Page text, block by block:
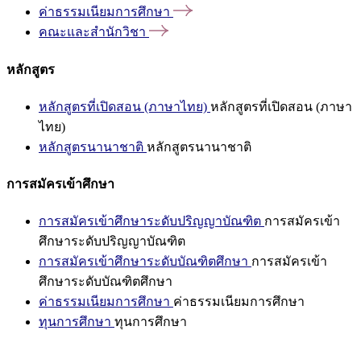
ค่าธรรมเนียมการศึกษา
คณะและสำนักวิชา
หลักสูตร
หลักสูตรที่เปิดสอน (ภาษาไทย) หลักสูตรที่เปิดสอน (ภาษา
ไทย)
หลักสูตรนานาชาติ หลักสูตรนานาชาติ
การสมัครเข้าศึกษา
การสมัครเข้าศึกษาระดับปริญญาบัณฑิต การสมัครเข้า
ศึกษาระดับปริญญาบัณฑิต
การสมัครเข้าศึกษาระดับบัณฑิตศึกษา การสมัครเข้า
ศึกษาระดับบัณฑิตศึกษา
ค่าธรรมเนียมการศึกษา ค่าธรรมเนียมการศึกษา
ทุนการศึกษา ทุนการศึกษา